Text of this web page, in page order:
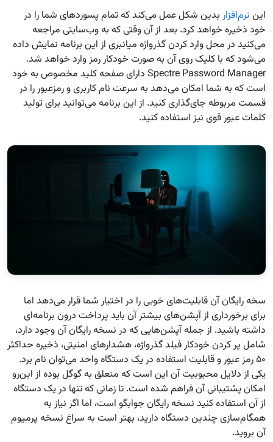
این نرم‌افزار بدین شکل عمل می‌کند که تمام پسوردهای شما را در
خود ذخیره خواهد کرد. بعد از آن وقتی که به وب‌سایتی مراجعه
می‌کنید در محل وارد کردن گذرواژه میانبری از این برنامه نمایش داده
می‌شود که با کلیک روی آن به صورت خودکار رمز وارد خواهد شد.
Spectre Password Manager دارای صفحه کلید مخصوص به خود
است که به شما امکان می‌دهد به سرعت نام کاربری و رمزعبور را در
قسمت مربوطه جای‌گذاری کنید. از این برنامه می‌توانید برای تولید
کلمات عبور قوی نیز استفاده کنید.
سخه رایگان آن قابلیت‌های خوبی را در اختیار شما قرار می‌دهد اما
برای برخورداری از آپشن‌های بیشتر آن باید پرداخت درون برنامه‌ای
داشته باشید. از جمله آپشن‌هایی که در نسخه رایگان آن وجود دارد،
شامل پر کردن خودکار فیلد گذرواژه، هشدارهای امنیتی، ذخیره حداکثر
۵۰ رمز عبور و قابلیت استفاده در یک دستگاه واحد می‌توان نام برد.
یکی از دلایل محبوبیت آن این است که متعلق به گوگل بوده از این‌رو
امکان پشتیبانی آن فراهم شده است. تا زمانی که تنها در یک دستگاه
از آن استفاده کنید نسخه رایگان جوابگو است، اما اگر نیاز به
همگام‌سازی چندین دستگاه دارید، بهتر است به سراغ نسخه پرمیوم
آن بروید.